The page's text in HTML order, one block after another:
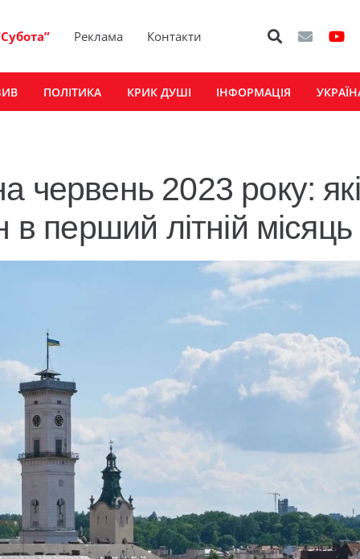
Реклама Контакти
ПОЛІТИКА КРИК ДУШІ ІНФОРМАЦІЯ
червень 2023 року: які
в перший літній місяць